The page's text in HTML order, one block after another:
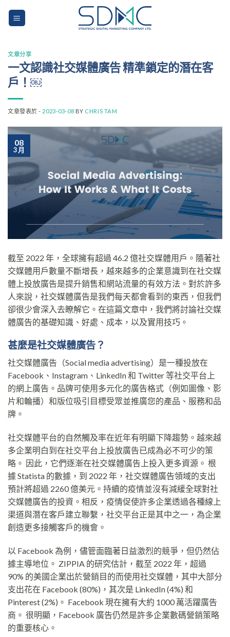
文章分享
一文認識社交媒體廣告 精準鎖定的潛在客
戶！￼
文章發表於 - 2023-03-08 BY CHRIS TAM
08
3 月
截至 2022 年，全球擁有超過 46.2 億社交媒體用戶。隨著社
交媒體用戶數量不斷增長，越來越多的企業意識到在社交媒
體上投放廣告是提升銷售和網站流量的有效方法。對於許多
人來說，社交媒體廣告是我們每天都會看到的東西，但我們
卻很少會深入去瞭解它。在這篇文章中，我們將討論社交媒
體廣告的基礎知識、好處、成本，以及實用技巧。
甚麼是社交媒體廣告？
社交媒體廣告（Social media advertising）是一種投放在
Facebook、Instagram、LinkedIn 和 Twitter 等社交平台上
的網上廣告。品牌可使用多元化的廣告格式（例如圖像、影
片和輪播）和版位吸引目標受眾並推廣您的產品、服務和品
牌。
社交媒體平台的自然觸及率在近年有明顯下降趨勢。越來越
多企業明白到在社交平台上投放廣告已成為必不可少的策
略。 因此，它們逐漸在社交媒體廣告上投入更多資源。 根
據 Statista 的數據，到 2022 年，社交媒體廣告領域的支出
預計將超過 2260 億美元。持續的疫情並沒有減緩全球對社
交媒體廣告的投資。相反，疫情促使許多企業透過各種線上
渠道與潛在客戶建立聯繫，社交平台正是其中之一，為企業
創造更多接觸客戶的機會。
以 Facebook 為例，儘管面臨著日益激烈的競爭，但仍然佔
據主導地位。 ZIPPIA 的研究估計，截至 2022 年，超過
90% 的美國企業出於營銷目的而使用社交媒體，其中大部分
支出花在 Facebook (80%)，其次是 LinkedIn (4%) 和
Pinterest (2%)。 Facebook 現在擁有大約 1000 萬活躍廣告
商。 很明顯，Facebook 廣告仍然是許多企業數碼營銷策略
的重要核心。